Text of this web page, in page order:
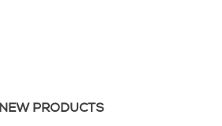
NEW PRODUCTS